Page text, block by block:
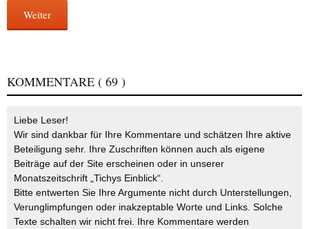
Weiter
KOMMENTARE ( 69 )
Liebe Leser!
Wir sind dankbar für Ihre Kommentare und schätzen Ihre aktive
Beteiligung sehr. Ihre Zuschriften können auch als eigene
Beiträge auf der Site erscheinen oder in unserer
Monatszeitschrift „Tichys Einblick“.
Bitte entwerten Sie Ihre Argumente nicht durch Unterstellungen,
Verunglimpfungen oder inakzeptable Worte und Links. Solche
Texte schalten wir nicht frei. Ihre Kommentare werden